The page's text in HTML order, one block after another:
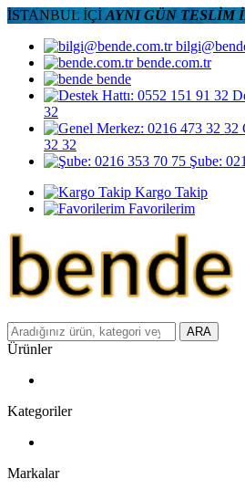
İSTANBUL İÇİ AYNI GÜN TESLİM
bende.com.tr
bende
32
32 32
Şube:
Kargo Takip
Favorilerim
ARA
Ürünler
Kategoriler
Markalar